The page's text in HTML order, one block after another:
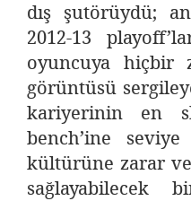
dış şutörüydü;
2012-13
oyuncuya hiçbir
görüntüsü
kariyerinin en
bench’ine
kültürüne zarar
sağlayabilecek